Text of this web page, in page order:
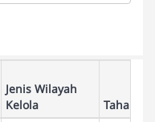
Jenis Wilayah
Kelola
Tahapan